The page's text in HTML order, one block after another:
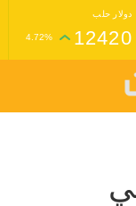
دولار حلب
12420
4.72%
1,227,000